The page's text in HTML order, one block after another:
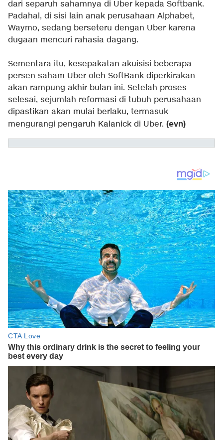
dari separuh sahamnya di Uber kepada Softbank.
Padahal, di sisi lain anak perusahaan Alphabet,
Waymo, sedang berseteru dengan Uber karena
dugaan mencuri rahasia dagang.
Sementara itu, kesepakatan akuisisi beberapa
persen saham Uber oleh SoftBank diperkirakan
akan rampung akhir bulan ini. Setelah proses
selesai, sejumlah reformasi di tubuh perusahaan
dipastikan akan mulai berlaku, termasuk
mengurangi pengaruh Kalanick di Uber. (evn)